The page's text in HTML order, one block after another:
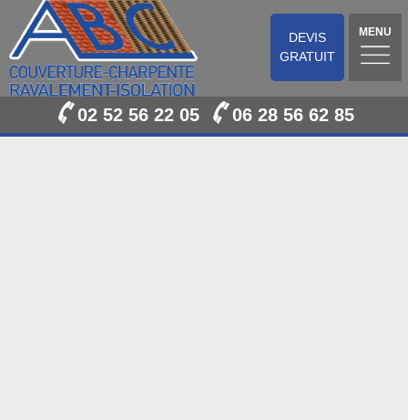
DEVIS
GRATUIT
MENU
02 52 56 22 05 06 28 56 62 85